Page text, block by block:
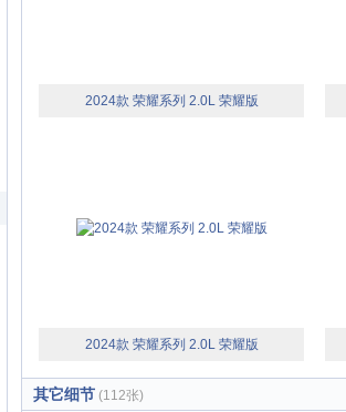
2024款 荣耀系列 2.0L 荣耀版
2024款 荣耀系列 2.0L 荣耀版
其它细节 (112张)